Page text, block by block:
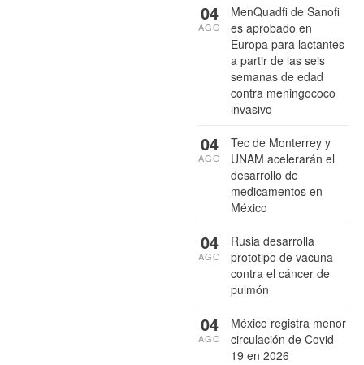
MenQuadfi de Sanofi
es aprobado en
Europa para lactantes
a partir de las seis
semanas de edad
contra meningococo
invasivo
04
AGO
Tec de Monterrey y
UNAM acelerarán el
desarrollo de
medicamentos en
México
04
AGO
Rusia desarrolla
prototipo de vacuna
contra el cáncer de
pulmón
04
AGO
México registra menor
circulación de Covid-
19 en 2026
04
AGO